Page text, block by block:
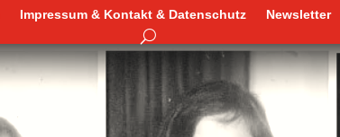
Impressum & Kontakt & Datenschutz Newsletter
Impressum & Kontakt & Datenschutz Newsletter